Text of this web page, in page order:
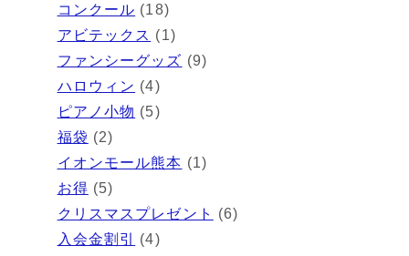
コンクール (18)
アビテックス (1)
ファンシーグッズ (9)
ハロウィン (4)
ピアノ小物 (5)
福袋 (2)
イオンモール熊本 (1)
お得 (5)
クリスマスプレゼント
(6)
入会金割引
(4)